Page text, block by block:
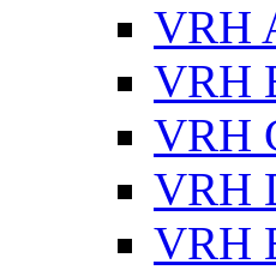
VRH
VRH
VRH
VRH
VRH